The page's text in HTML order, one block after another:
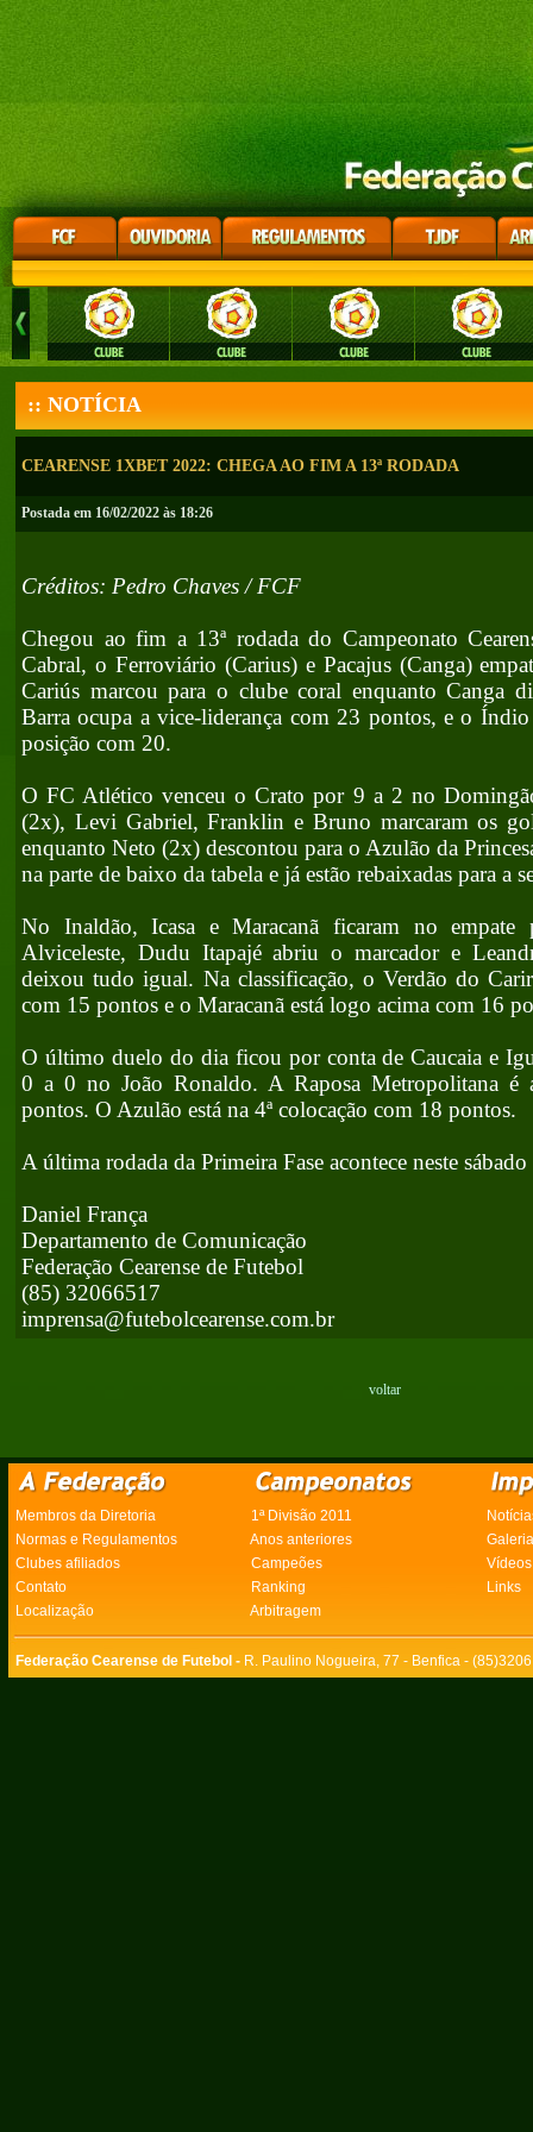
:: NOTÍCIA
CEARENSE 1XBET 2022: CHEGA AO FIM A 13ª RODADA
Postada em 16/02/2022 às 18:26
Créditos: Pedro Chaves / FCF
Chegou ao fim a 13ª rodada do Campeonato
Cabral, o Ferroviário (Carius) e Pacajus (Canga)
Cariús marcou para o clube coral enquanto Canga
Barra ocupa a vice-liderança com 23 pontos, e o
posição com 20.
O FC Atlético venceu o Crato por 9 a 2 no
(2x), Levi Gabriel, Franklin e Bruno marcaram os
enquanto Neto (2x) descontou para o Azulão da
na parte de baixo da tabela e já estão rebaixadas para a
No Inaldão, Icasa e Maracanã ficaram no
Alviceleste, Dudu Itapajé abriu o marcador e
deixou tudo igual. Na classificação, o Verdão do
com 15 pontos e o Maracanã está logo acima com 16
O último duelo do dia ficou por conta de Caucaia e
0 a 0 no João Ronaldo. A Raposa Metropolitana é
pontos. O Azulão está na 4ª colocação com 18 pontos.
A última rodada da Primeira Fase acontece neste
Daniel França
Departamento de Comunicação
Federação Cearense de Futebol
(85) 32066517
imprensa@futebolcearense.com.br
voltar
Membros da Diretoria 1ª Divisão 2011
Normas e Regulamentos
Anos anteriores
Clubes afiliados
Campeões
Vídeos
Contato
Ranking
Links
Localização
Arbitragem
Federação Cearense de Futebol - R. Paulino Nogueira, 77 - Benfica -